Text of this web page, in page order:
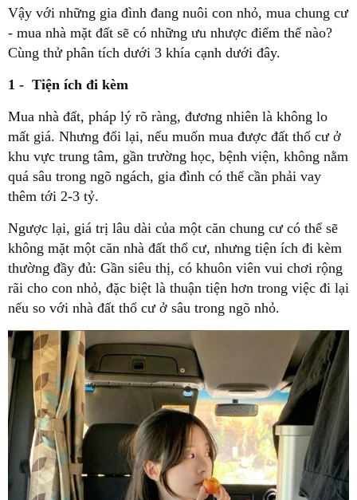
Vậy với những gia đình đang nuôi con nhỏ, mua chung cư
- mua nhà mặt đất sẽ có những ưu nhược điểm thế nào?
Cùng thử phân tích dưới 3 khía cạnh dưới đây.
1 - Tiện ích đi kèm
Mua nhà đất, pháp lý rõ ràng, đương nhiên là không lo
mất giá. Nhưng đổi lại, nếu muốn mua được đất thổ cư ở
khu vực trung tâm, gần trường học, bệnh viện, không nằm
quá sâu trong ngõ ngách, gia đình có thể cần phải vay
thêm tới 2-3 tỷ.
Ngược lại, giá trị lâu dài của một căn chung cư có thể sẽ
không mặt một căn nhà đất thổ cư, nhưng tiện ích đi kèm
thường đầy đủ: Gần siêu thị, có khuôn viên vui chơi rộng
rãi cho con nhỏ, đặc biệt là thuận tiện hơn trong việc đi lại
nếu so với nhà đất thổ cư ở sâu trong ngõ nhỏ.